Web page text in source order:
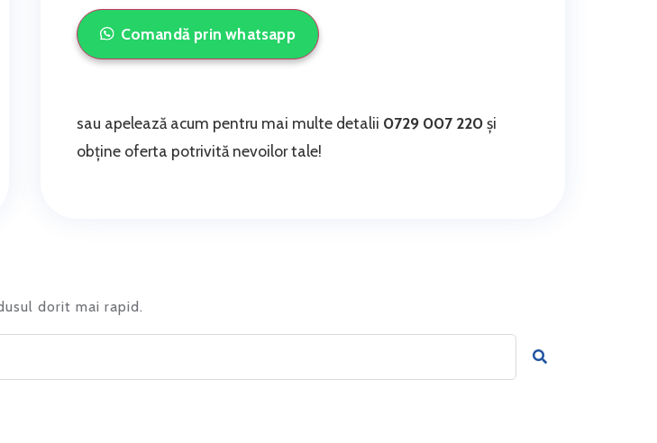
Comandă prin whatsapp
sau apelează acum pentru mai multe detalii 0729 007 220și
obține oferta potrivită nevoilor tale!
dorit mai rapid.